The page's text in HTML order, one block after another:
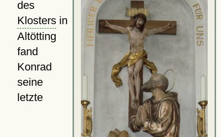
des
Klostersin
Altötting
fand
Konrad
seine
letzte